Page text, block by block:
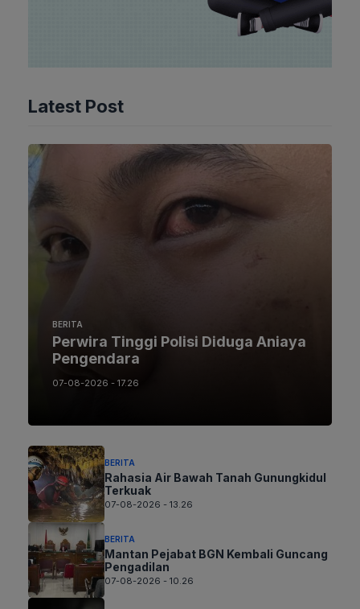
Latest Post
BERITA
Perwira Tinggi Polisi Diduga Aniaya
Pengendara
07-08-2026 - 17.26
BERITA
Rahasia Air Bawah Tanah Gunungkidul
Terkuak
07-08-2026 - 13.26
BERITA
Mantan Pejabat BGN Kembali Guncang
Pengadilan
07-08-2026 - 10.26